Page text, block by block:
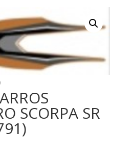
SCORPA SR